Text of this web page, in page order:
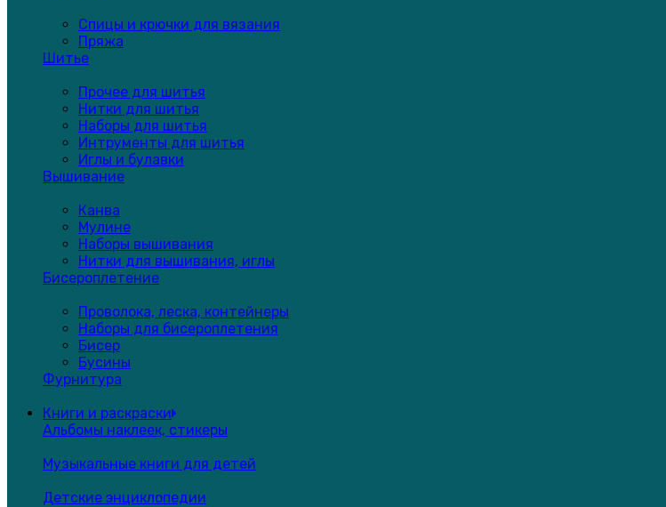
Спицы и крючки для вязания
Пряжа
Шитье
Прочее для шитья
Нитки для шитья
Наборы для шитья
Интрументы для шитья
Иглы и булавки
Вышивание
Канва
Мулине
Наборы вышивания
Нитки для вышивания, иглы
Бисероплетение
Проволока, леска, контейнеры
Наборы для бисероплетения
Бисер
Бусины
Фурнитура
Книги и раскраски
Альбомы наклеек, стикеры
Музыкальные книги для детей
Детские энциклопедии